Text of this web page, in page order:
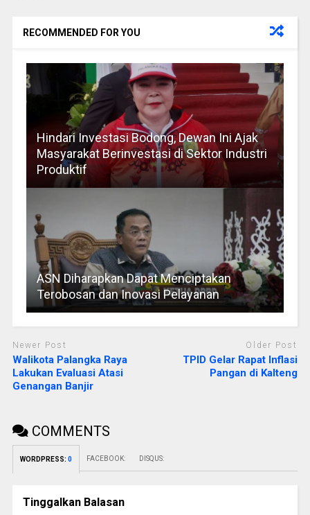
RECOMMENDED FOR YOU
Hindari Investasi Bodong, Dewan Ini Ajak
Masyarakat Berinvestasi di Sektor Industri
Produktif
ASN Diharapkan Dapat Menciptakan
Terobosan dan Inovasi Pelayanan
Newer Post
Walikota Palangka Raya
Lakukan Evaluasi Atasi
Genangan Banjir
Older Post
TPID Gelar Rapat Inflasi
Pangan di Kalteng
COMMENTS
WORDPRESS: 0 FACEBOOK: DISQUS:
Tinggalkan Balasan